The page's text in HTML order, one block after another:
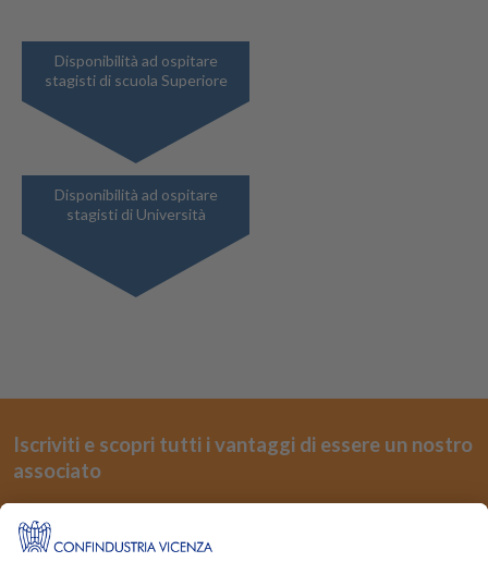
Disponibilità ad ospitare
stagisti di scuola Superiore
Disponibilità ad ospitare
stagisti di Università
Iscriviti e scopri tutti i vantaggi di essere un nostro
associato